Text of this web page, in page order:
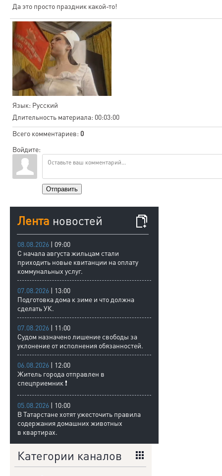
Да это просто праздник какой-то!
Язык: Русский
Длительность материала: 00:03:00
Всего комментариев: 0
Войдите:
Отправить
Лента новостей
08.08.2026 | 09:00
С начала августа жильцам стали
приходить новые квитанции на оплату
коммунальных услуг.
07.08.2026 | 13:00
Подготовка дома к зиме и что должна
сделать УК.
07.08.2026 | 11:00
Судом назначено лишение свободы за
уклонение от исполнения обязанностей.
06.08.2026 | 12:00
Житель города отправлен в
спецприемник ❗
05.08.2026 | 10:00
В Татарстане хотят ужесточить правила
содержания домашних животных
в квартирах.
Категории каналов